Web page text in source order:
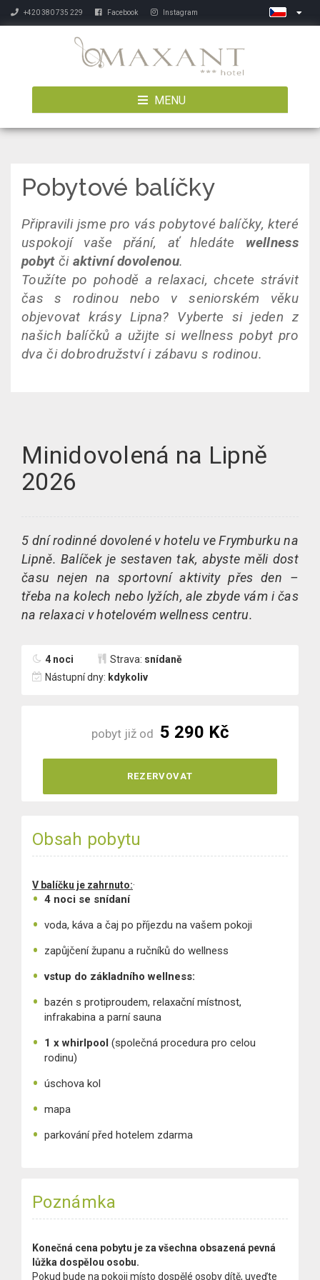
+420 380 735 229 Facebook Instagram
MENU
Pobytové balíčky
Připravili jsme pro vás pobytové balíčky, které
uspokojí vaše přání, ať hledáte wellness
pobytči aktivní dovolenou.
Toužíte po pohodě a relaxaci, chcete strávit
čas s rodinou nebo v seniorském věku
objevovat krásy Lipna? Vyberte si jeden z
našich balíčků a užijte si wellness pobyt pro
dva či dobrodružství i zábavu s rodinou.
Minidovolená na Lipně
2026
5 dní rodinné dovolené v hotelu ve Frymburku na
Lipně. Balíček je sestaven tak, abyste měli dost
času nejen na sportovní aktivity přes den –
třeba na kolech nebo lyžích, ale zbyde vám i čas
na relaxaci v hotelovém wellness centru.
4 noci Strava: snídaně
Nástupní dny: kdykoliv
pobyt již od 5 290 Kč
REZERVOVAT
Obsah pobytu
V balíčku je zahrnuto:·
4 noci se snídaní
voda, káva a čaj po příjezdu na vašem pokoji
zapůjčení županu a ručníků do wellness
vstup do základního wellness:
bazén s protiproudem, relaxační místnost,
infrakabina a parní sauna
1 x whirlpool (společná procedura pro celou
rodinu)
úschova kol
mapa
parkování před hotelem zdarma
Poznámka
Konečná cena pobytu je za všechna obsazená pevná
lůžka dospělou osobu.
Pokud bude na pokoji místo dospělé osoby dítě, uveďte